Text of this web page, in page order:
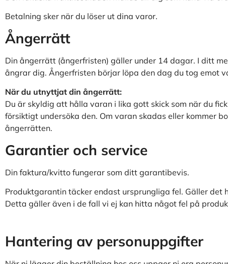
Betalning sker när du löser ut dina varor.
Ångerrätt
Din ångerrätt (ångerfristen) gäller under 14 dagar. I ditt
ångrar dig. Ångerfristen börjar löpa den dag du tog emot
När du utnyttjat din ångerrätt:
Du är skyldig att hålla varan i lika gott skick som när du
försiktigt undersöka den. Om varan skadas eller kommer
ångerrätten.
Garantier och service
Din faktura/kvitto fungerar som ditt garantibevis.
Produktgarantin täcker endast ursprungliga fel. Gäller
Detta gäller även i de fall vi ej kan hitta något fel på
Hantering av personuppgifter